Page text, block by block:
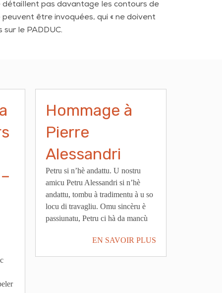
détaillent pas davantage les contours de
peuvent être invoquées, qui « ne doivent
sur le PADDUC.
Hommage à
Pierre
Alessandri
Petru si n’hè andattu. U nostru
amicu Petru Alessandri si n’hè
andattu, tombu à tradimentu à u so
locu di travagliu. Omu sincèru è
passiunatu, Petru ci hà da mancù
EN SAVOIR PLUS